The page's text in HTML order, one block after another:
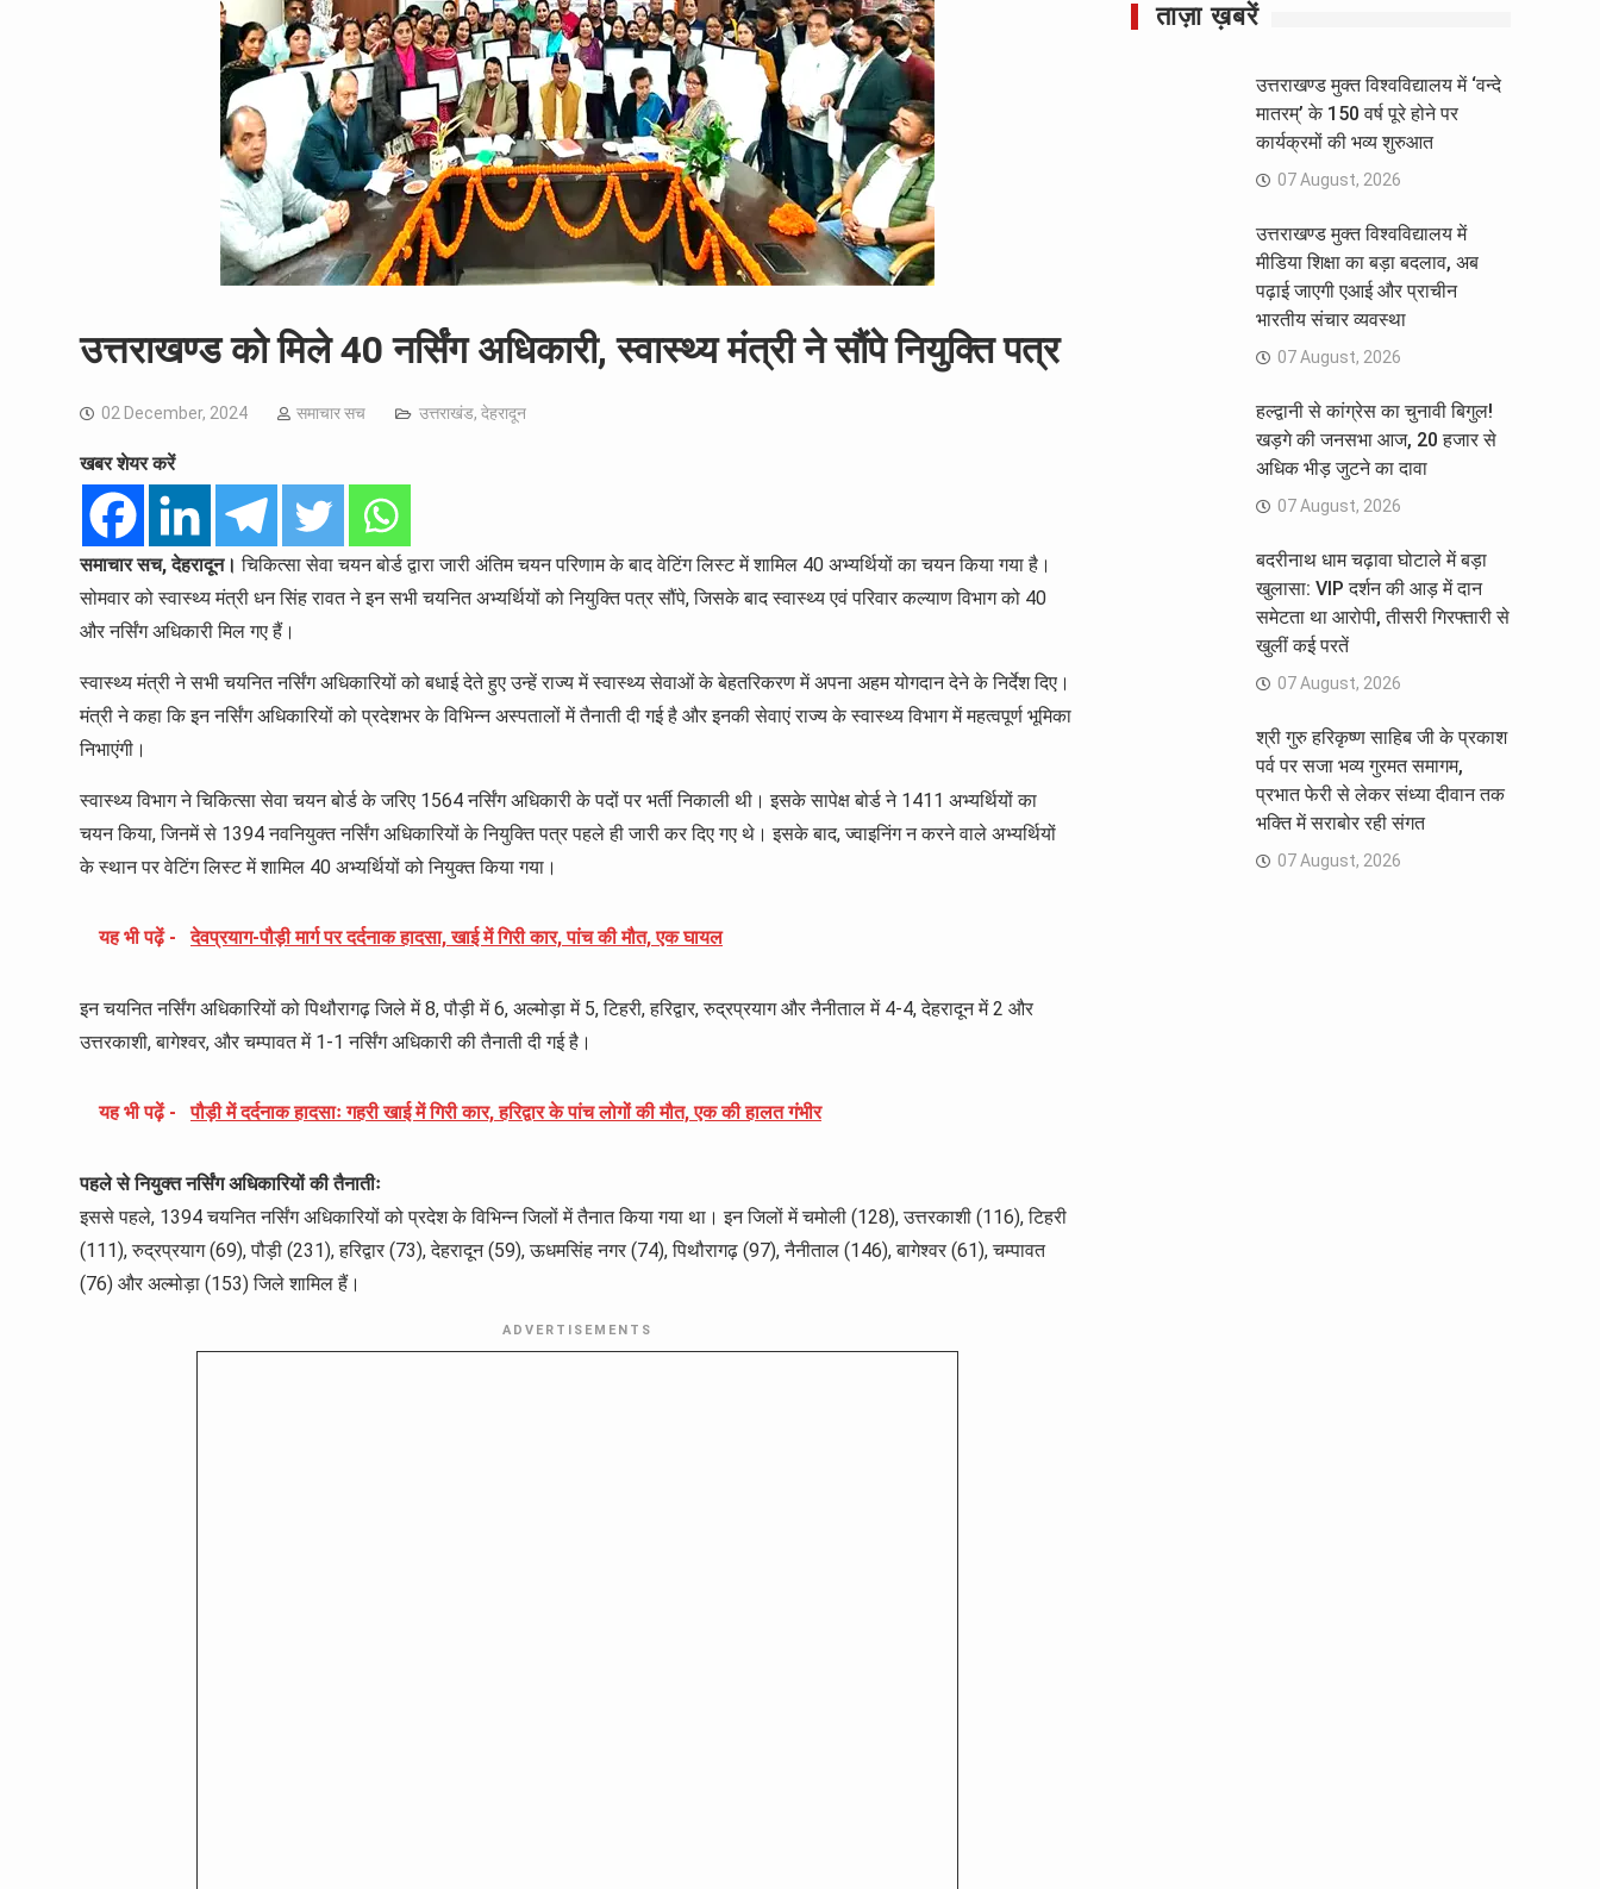
उत्तराखण्ड को मिले 40 नर्सिंग अधिकारी, स्वास्थ्य मंत्री ने सौंपे नियुक्ति पत्र
02 December, 2024 समाचार सच उत्तराखंड, देहरादून
खबर शेयर करें
समाचार सच, देहरादून। चिकित्सा सेवा चयन बोर्ड द्वारा जारी अंतिम चयन परिणाम के बाद वेटिंग लिस्ट में शामिल 40 अभ्यर्थियों का चयन किया गया है।
सोमवार को स्वास्थ्य मंत्री धन सिंह रावत ने इन सभी चयनित अभ्यर्थियों को नियुक्ति पत्र सौंपे, जिसके बाद स्वास्थ्य एवं परिवार कल्याण विभाग को 40
और नर्सिंग अधिकारी मिल गए हैं।
स्वास्थ्य मंत्री ने सभी चयनित नर्सिंग अधिकारियों को बधाई देते हुए उन्हें राज्य में स्वास्थ्य सेवाओं के बेहतरिकरण में अपना अहम योगदान देने के निर्देश दिए।
मंत्री ने कहा कि इन नर्सिंग अधिकारियों को प्रदेशभर के विभिन्न अस्पतालों में तैनाती दी गई है और इनकी सेवाएं राज्य के स्वास्थ्य विभाग में महत्वपूर्ण भूमिका
निभाएंगी।
स्वास्थ्य विभाग ने चिकित्सा सेवा चयन बोर्ड के जरिए 1564 नर्सिंग अधिकारी के पदों पर भर्ती निकाली थी। इसके सापेक्ष बोर्ड ने 1411 अभ्यर्थियों का
चयन किया, जिनमें से 1394 नवनियुक्त नर्सिंग अधिकारियों के नियुक्ति पत्र पहले ही जारी कर दिए गए थे। इसके बाद, ज्वाइनिंग न करने वाले अभ्यर्थियों
के स्थान पर वेटिंग लिस्ट में शामिल 40 अभ्यर्थियों को नियुक्त किया गया।
यह भी पढ़ें - देवप्रयाग-पौड़ी मार्ग पर दर्दनाक हादसा, खाई में गिरी कार, पांच की मौत, एक घायल
इन चयनित नर्सिंग अधिकारियों को पिथौरागढ़ जिले में 8, पौड़ी में 6, अल्मोड़ा में 5, टिहरी, हरिद्वार, रुद्रप्रयाग और नैनीताल में 4-4, देहरादून में 2 और
उत्तरकाशी, बागेश्वर, और चम्पावत में 1-1 नर्सिंग अधिकारी की तैनाती दी गई है।
यह भी पढ़ें - पौड़ी में दर्दनाक हादसाः गहरी खाई में गिरी कार, हरिद्वार के पांच लोगों की मौत, एक की हालत गंभीर
पहले से नियुक्त नर्सिंग अधिकारियों की तैनातीः
इससे पहले, 1394 चयनित नर्सिंग अधिकारियों को प्रदेश के विभिन्न जिलों में तैनात किया गया था। इन जिलों में चमोली (128), उत्तरकाशी (116), टिहरी
(111), रुद्रप्रयाग (69), पौड़ी (231), हरिद्वार (73), देहरादून (59), ऊधमसिंह नगर (74), पिथौरागढ़ (97), नैनीताल (146), बागेश्वर (61), चम्पावत
(76) और अल्मोड़ा (153) जिले शामिल हैं।
ADVERTISEMENTS
ताज़ा ख़बरें
उत्तराखण्ड मुक्त विश्वविद्यालय में ‘वन्दे
मातरम्’ के 150 वर्ष पूरे होने पर
कार्यक्रमों की भव्य शुरुआत
07 August, 2026
उत्तराखण्ड मुक्त विश्वविद्यालय में
मीडिया शिक्षा का बड़ा बदलाव, अब
पढ़ाई जाएगी एआई और प्राचीन
भारतीय संचार व्यवस्था
07 August, 2026
हल्द्वानी से कांग्रेस का चुनावी बिगुल!
खड़गे की जनसभा आज, 20 हजार से
अधिक भीड़ जुटने का दावा
07 August, 2026
बदरीनाथ धाम चढ़ावा घोटाले में बड़ा
खुलासा: VIP दर्शन की आड़ में दान
समेटता था आरोपी, तीसरी गिरफ्तारी से
खुलीं कई परतें
07 August, 2026
श्री गुरु हरिकृष्ण साहिब जी के प्रकाश
पर्व पर सजा भव्य गुरमत समागम,
प्रभात फेरी से लेकर संध्या दीवान तक
भक्ति में सराबोर रही संगत
07 August, 2026